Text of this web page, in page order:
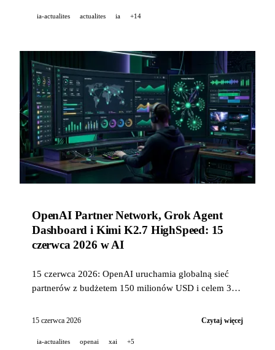
przechodzi do płatnej GA 20 lipca.
ia-actualites actualites ia +14
OpenAI Partner Network, Grok Agent
Dashboard i Kimi K2.7 HighSpeed: 15
czerwca 2026 w AI
15 czerwca 2026: OpenAI uruchamia globalną sieć
partnerów z budżetem 150 milionów USD i celem 300
integruje Grok w Warp, Kimi przyspiesza swój model
Suite, a ElevenLabs otwiera Music v2 przez API.
15 czerwca 2026 Czytaj więcej
ia-actualites openai xai +5